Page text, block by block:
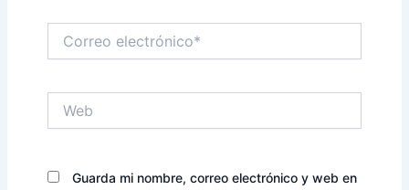
electrónico*
Guarda mi nombre, correo electrónico y web en